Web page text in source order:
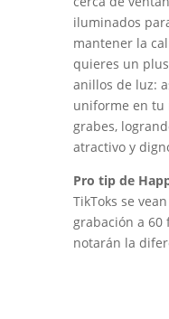
iluminados
mantener la
quieres un
anillos de luz:
uniforme en tu
grabes,
atractivo y
Pro tip de
TikToks se
grabación a 60
notarán la